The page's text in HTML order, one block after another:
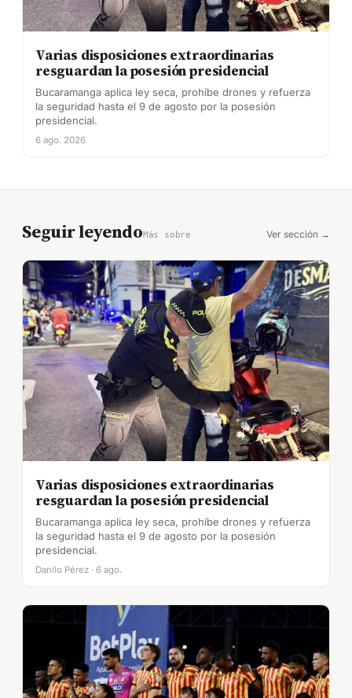
Varias disposiciones extraordinarias
resguardan la posesión presidencial
Bucaramanga aplica ley seca, prohíbe drones y refuerza
la seguridad hasta el 9 de agosto por la posesión
presidencial.
6 ago. 2026
Seguir leyendoMás sobre Ver sección →
Varias disposiciones extraordinarias
resguardan la posesión presidencial
Bucaramanga aplica ley seca, prohíbe drones y refuerza
la seguridad hasta el 9 de agosto por la posesión
presidencial.
Danilo Pérez · 6 ago.